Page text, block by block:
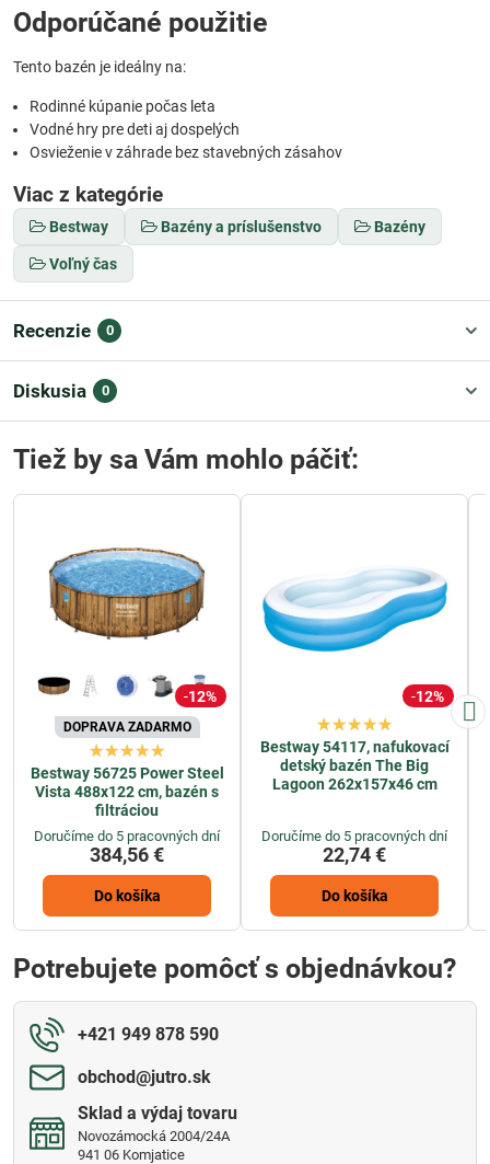
Odporúčané použitie
Tento bazén je ideálny na:
Rodinné kúpanie počas leta
Vodné hry pre deti aj dospelých
Osvieženie v záhrade bez stavebných zásahov
Viac z kategórie
Bestway Bazény a príslušenstvo Bazény
Voľný čas
Recenzie 0
Diskusia 0
Tiež by sa Vám mohlo páčiť:
12%
DOPRAVA ZADARMO
Bestway 56725 Power Steel
Vista 488x122 cm, bazén s
filtráciou
Doručíme do 5 pracovných dní
384,56 €
Do košíka
12%
Bestway 54117, nafukovací
detský bazén The Big
Lagoon 262x157x46 cm
Doručíme do 5 pracovných dní
22,74 €
Do košíka
Potrebujete pomôcť s objednávkou?
+421 949 878 590
obchod​@jutro​.sk
Sklad a výdaj tovaru
Novozámocká 2004/24A
941 06 Komjatice